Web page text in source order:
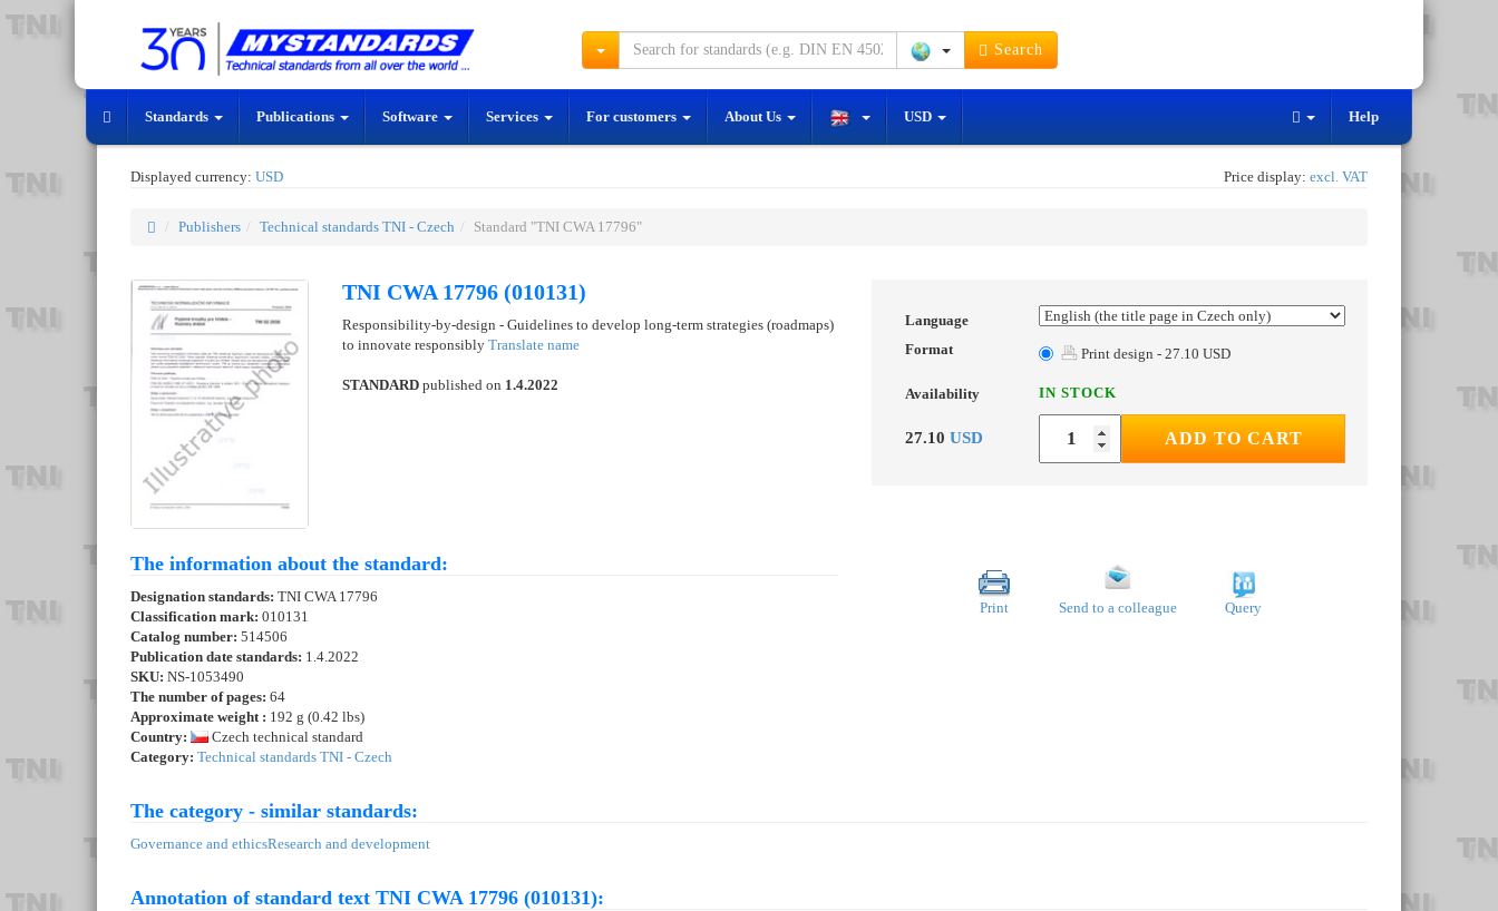
Search
Standards Publications Software Services For customers About Us USD Help
Displayed currency: USD Price display: excl. VAT
Publishers Technical standards TNI - Czech Standard "TNI CWA 17796"
TNI CWA 17796 (010131)
Responsibility-by-design - Guidelines to develop long-term strategies (roadmaps)
to innovate responsibly Translate name
STANDARD published on 1.4.2022
Language
Format
Print design - 27.10 USD
Availability IN STOCK
27.10 USD ADD TO CART
The information about the standard:
Designation standards: TNI CWA 17796
Classification mark: 010131
Catalog number: 514506
Publication date standards: 1.4.2022
SKU: NS-1053490
The number of pages: 64
Approximate weight : 192 g (0.42 lbs)
Country:
Czech technical standard
Category: Technical standards TNI - Czech
Print Send to a colleague Query
The category - similar standards:
Governance and ethicsResearch and development
Annotation of standard text TNI CWA 17796 (010131):